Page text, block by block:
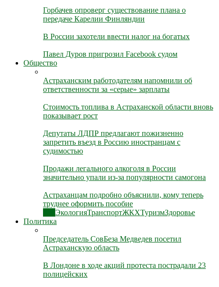
Горбачев опроверг существование плана о
передаче Карелии Финляндии
В России захотели ввести налог на богатых
Павел Дуров пригрозил Facebook судом
Общество
Астраханским работодателям напомнили об
ответственности за «серые» зарплаты
Стоимость топлива в Астраханской области вновь
показывает рост
Депутаты ЛДПР предлагают пожизненно
запретить въезд в Россию иностранцам с
судимостью
Продажи легального алкоголя в России
значительно упали из-за популярности самогона
Астраханцам подробно объяснили, кому теперь
труднее оформить пособие
ЭкологияТранспортЖКХТуризмЗдоровье
Политика
Председатель СовБеза Медведев посетил
Астраханскую область
В Лондоне в ходе акций протеста пострадали 23
полицейских